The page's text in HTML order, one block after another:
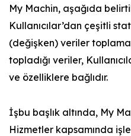
My Machin, aşağıda
Kullanıcılar’dan çeşitli
(değişken) veriler
topladığı veriler,
ve özelliklere bağlıdır.
İşbu başlık altında, My
Hizmetler kapsamında